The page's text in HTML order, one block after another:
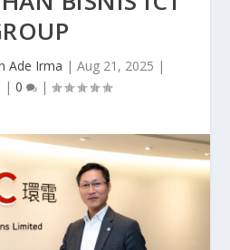
Ade Irma | Aug 21, 2025 |
| 0 |